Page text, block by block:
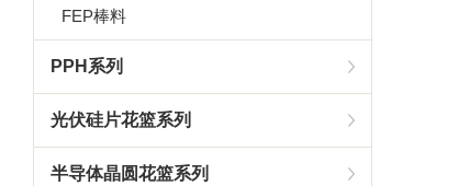
FEP棒料
PPH系列
光伏硅片花篮系列
半导体晶圆花篮系列